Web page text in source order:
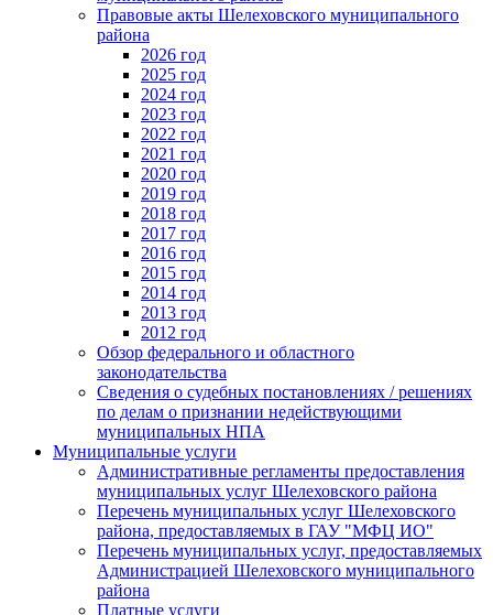
Правовые акты Шелеховского муниципального
района
2026 год
2025 год
2024 год
2023 год
2022 год
2021 год
2020 год
2019 год
2018 год
2017 год
2016 год
2015 год
2014 год
2013 год
2012 год
Обзор федерального и областного
законодательства
Сведения о судебных постановлениях / решениях
по делам о признании недействующими
муниципальных НПА
Муниципальные услуги
Административные регламенты предоставления
муниципальных услуг Шелеховского района
Перечень муниципальных услуг Шелеховского
района, предоставляемых в ГАУ "МФЦ ИО"
Перечень муниципальных услуг, предоставляемых
Администрацией Шелеховского муниципального
района
Платные услуги